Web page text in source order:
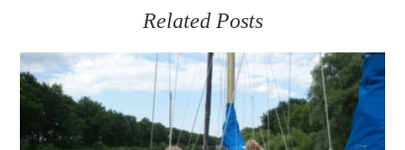
Related Posts